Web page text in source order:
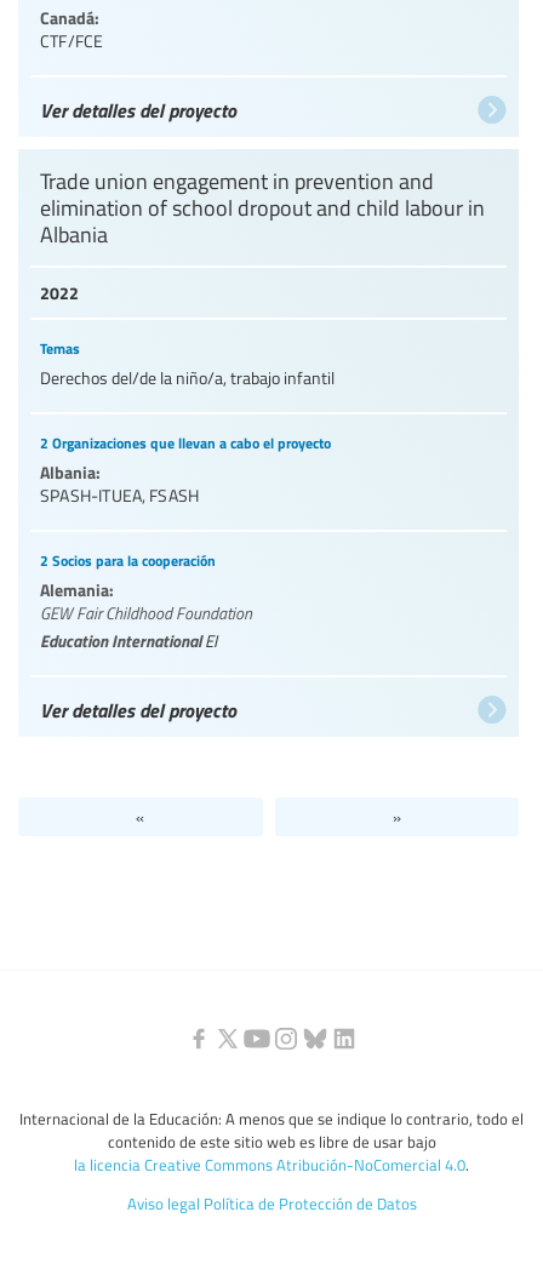
Canadá:
CTF/FCE
Ver detalles del proyecto
2022
Trade union engagement in prevention and
elimination of school dropout and child labour in
Albania
Temas
Derechos del/de la niño/a, trabajo infantil
2 Organizaciones que llevan a cabo el proyecto
Albania:
SPASH-ITUEA, FSASH
2 Socios para la cooperación
Alemania:
GEW Fair Childhood Foundation
Education InternationalEI
Ver detalles del proyecto
« »
Internacional de la Educación: A menos que se indique lo contrario, todo el
contenido de este sitio web es libre de usar bajo
la licencia Creative Commons Atribución-NoComercial 4.0.
Aviso legal Política de Protección de Datos